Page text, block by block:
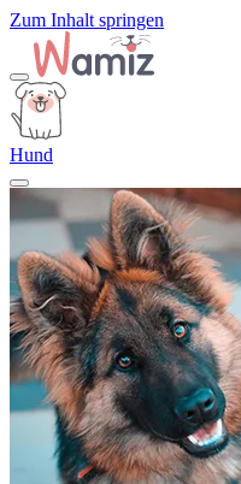
Zum Inhalt springen
Hund